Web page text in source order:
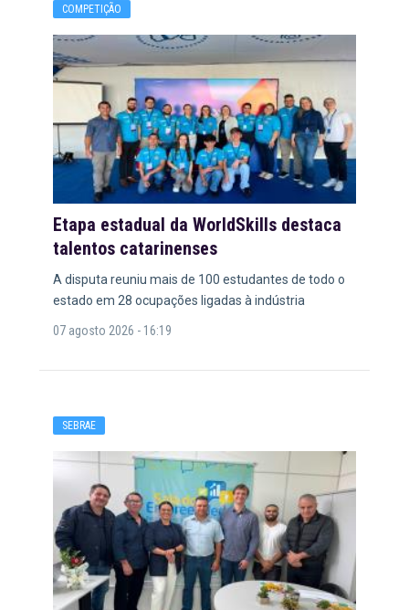
COMPETIÇÃO
Etapa estadual da WorldSkills destaca
talentos catarinenses
A disputa reuniu mais de 100 estudantes de todo o
estado em 28 ocupações ligadas à indústria
07 agosto 2026 - 16:19
SEBRAE